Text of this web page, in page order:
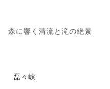
森に響く清流と滝の絶景
磊々峡